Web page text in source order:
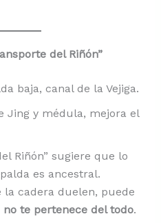
del Riñón”
baja, canal de la Vejiga.
Jing y médula, mejora el
Riñón” sugiere que lo
es ancestral.
la cadera duelen, puede
no te pertenece del todo.